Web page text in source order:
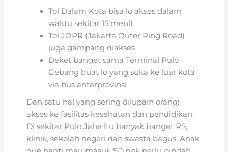
Tol Dalam Kota bisa lo akses dalam
waktu sekitar 15 menit
Tol JORR (Jakarta Outer Ring Road)
juga gampang diakses
Deket banget sama Terminal Pulo
Gebang buat lo yang suka ke luar kota
via bus antarprovinsi
Dan satu hal yang sering dilupain orang:
akses ke fasilitas kesehatan dan pendidikan.
Di sekitar Pulo Jahe itu banyak banget RS,
klinik, sekolah negeri dan swasta bagus. Anak